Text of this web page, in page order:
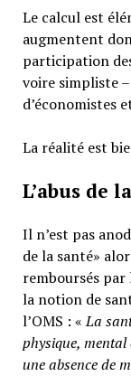
Le calcul est
augmentent
participation
voire simpliste
d’économistes
La réalité est
L’abus de
Il n’est pas
de la santé»
remboursés par
la notion de
l’OMS : «La
physique, mental
une absence de